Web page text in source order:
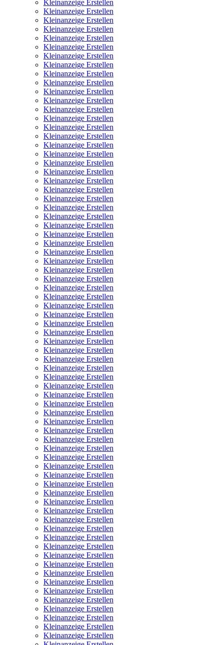
Kleinanzeige Erstellen
Kleinanzeige Erstellen
Kleinanzeige Erstellen
Kleinanzeige Erstellen
Kleinanzeige Erstellen
Kleinanzeige Erstellen
Kleinanzeige Erstellen
Kleinanzeige Erstellen
Kleinanzeige Erstellen
Kleinanzeige Erstellen
Kleinanzeige Erstellen
Kleinanzeige Erstellen
Kleinanzeige Erstellen
Kleinanzeige Erstellen
Kleinanzeige Erstellen
Kleinanzeige Erstellen
Kleinanzeige Erstellen
Kleinanzeige Erstellen
Kleinanzeige Erstellen
Kleinanzeige Erstellen
Kleinanzeige Erstellen
Kleinanzeige Erstellen
Kleinanzeige Erstellen
Kleinanzeige Erstellen
Kleinanzeige Erstellen
Kleinanzeige Erstellen
Kleinanzeige Erstellen
Kleinanzeige Erstellen
Kleinanzeige Erstellen
Kleinanzeige Erstellen
Kleinanzeige Erstellen
Kleinanzeige Erstellen
Kleinanzeige Erstellen
Kleinanzeige Erstellen
Kleinanzeige Erstellen
Kleinanzeige Erstellen
Kleinanzeige Erstellen
Kleinanzeige Erstellen
Kleinanzeige Erstellen
Kleinanzeige Erstellen
Kleinanzeige Erstellen
Kleinanzeige Erstellen
Kleinanzeige Erstellen
Kleinanzeige Erstellen
Kleinanzeige Erstellen
Kleinanzeige Erstellen
Kleinanzeige Erstellen
Kleinanzeige Erstellen
Kleinanzeige Erstellen
Kleinanzeige Erstellen
Kleinanzeige Erstellen
Kleinanzeige Erstellen
Kleinanzeige Erstellen
Kleinanzeige Erstellen
Kleinanzeige Erstellen
Kleinanzeige Erstellen
Kleinanzeige Erstellen
Kleinanzeige Erstellen
Kleinanzeige Erstellen
Kleinanzeige Erstellen
Kleinanzeige Erstellen
Kleinanzeige Erstellen
Kleinanzeige Erstellen
Kleinanzeige Erstellen
Kleinanzeige Erstellen
Kleinanzeige Erstellen
Kleinanzeige Erstellen
Kleinanzeige Erstellen
Kleinanzeige Erstellen
Kleinanzeige Erstellen
Kleinanzeige Erstellen
Kleinanzeige Erstellen